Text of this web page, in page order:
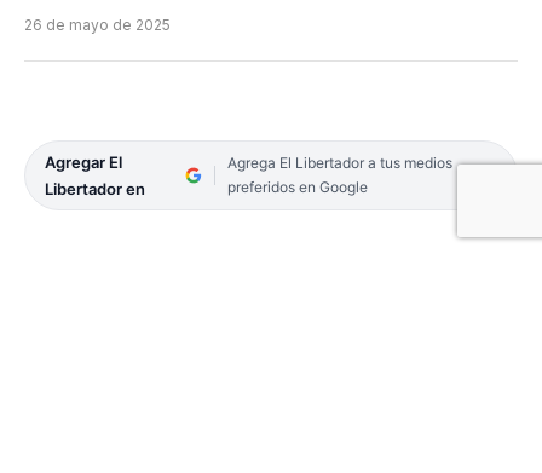
26 de mayo de 2025
Agregar El
Libertador en
Agrega El Libertador a tus medios
preferidos en Google